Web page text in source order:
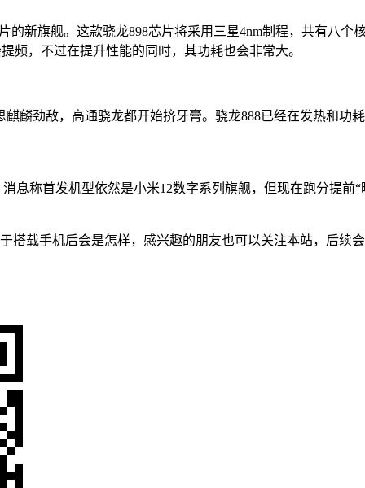
新旗舰。这款骁龙898芯片将采用三星4nm制程，共有八个
频，不过在提升性能的同时，其功耗也会非常大。
麟劲敌，高通骁龙都开始挤牙膏。骁龙888已经在发热和功
息称首发机型依然是小米12数字系列旗舰，但现在跑分提前
搭载手机后会是怎样，感兴趣的朋友也可以关注本站，后续